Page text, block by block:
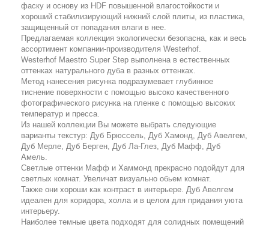
фаску и основу из HDF повышенной влагостойкости и
хороший стабилизирующий нижний слой плиты, из пластика,
защищенный от попадания влаги в нее.
Предлагаемая коллекция экологически безопасна, как и весь
ассортимент компании-производителя Westerhof.
Westerhof Maestro Super Step выполнена в естественных
оттенках натурального дуба в разных оттенках.
Метод нанесения рисунка подразумевает глубинное
тиснение поверхности с помощью высоко качественного
фотографического рисунка на пленке с помощью высоких
температур и пресса.
Из нашей коллекции Вы можете выбрать следующие
варианты текстур: Дуб Брюссель, Дуб Хамонд, Дуб Авелгем,
Дуб Мерле, Дуб Берген, Дуб Ла-Глез, Дуб Мафф, Дуб
Амель.
Светлые оттенки Мафф и Хаммонд прекрасно подойдут для
светлых комнат. Увеличат визуально обьем комнат.
Также они хороши как контраст в интерьере. Дуб Авелгем
идеален для коридора, холла и в целом для придания уюта
интерьеру.
Наиболее темные цвета подходят для солидных помещений